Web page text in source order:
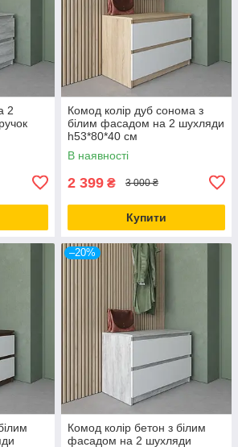
2
Комод колір дуб сонома з
білим фасадом на 2 шухляди
h53*80*40 см
В наявності
2 399 ₴ 3 000 ₴
Купити
–20%
Комод колір бетон з білим
фасадом на 2 шухляди